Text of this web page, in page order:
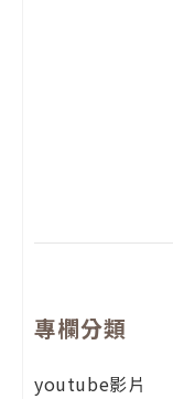
專欄分類
youtube影片